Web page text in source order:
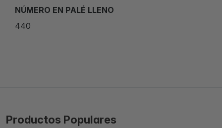
NÚMERO EN PALÉ LLENO
440
Productos Populares